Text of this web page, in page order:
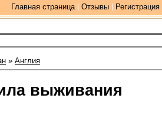
Главная страница| Отзывы| Регистрация|
» Англия
выживания